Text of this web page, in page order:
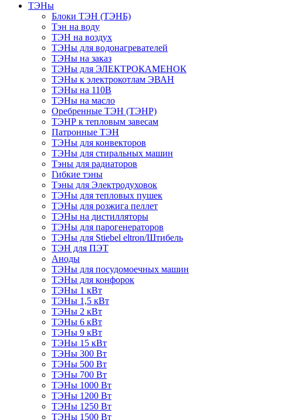
ТЭНы
Блоки ТЭН (ТЭНБ)
Тэн на воду
ТЭН на воздух
ТЭНы для водонагревателей
ТЭНы на заказ
ТЭНы для ЭЛЕКТРОКАМЕНОК
ТЭНы к электрокотлам ЭВАН
ТЭНы на 110В
ТЭНы на масло
Оребренные ТЭН (ТЭНР)
ТЭНР к тепловым завесам
Патронные ТЭН
ТЭНы для конвекторов
ТЭНы для стиральных машин
Тэны для радиаторов
Гибкие тэны
Тэны для Электродуховок
ТЭНы для тепловых пушек
ТЭНы для розжига пеллет
ТЭНы на дистилляторы
ТЭНы для парогенераторов
ТЭНы для Stiebel eltron/Штибель
ТЭН для ПЭТ
Аноды
ТЭНы для посудомоечных машин
ТЭНы для конфорок
ТЭНы 1 кВт
ТЭНы 1,5 кВт
ТЭНы 2 кВт
ТЭНы 6 кВт
ТЭНы 9 кВт
ТЭНы 15 кВт
ТЭНы 300 Вт
ТЭНы 500 Вт
ТЭНы 700 Вт
ТЭНы 1000 Вт
ТЭНы 1200 Вт
ТЭНы 1250 Вт
ТЭНы 1500 Вт